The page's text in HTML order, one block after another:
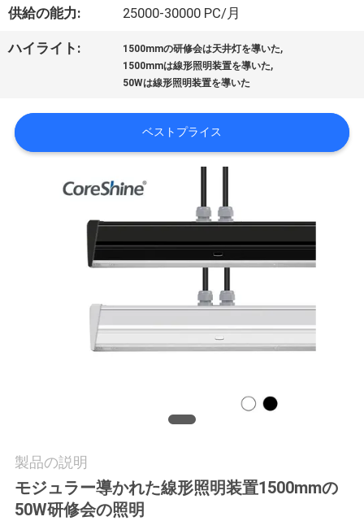
場
旅
品
し
な
供給の能力: 25000-30000 PC/月
ハイライト: 1500mmの研修会は天井灯を導いた,
1500mmは線形照明装置を導いた,
50Wは線形照明装置を導いた
ベストプライス
製品の説明
モジュラー導かれた線形照明装置1500mmの
50W研修会の照明